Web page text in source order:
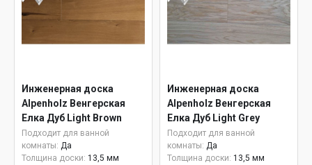
Инженерная доска
Alpenholz Венгерская
Елка Дуб Light Brown
Подходит для ванной
комнаты: Да
Толщина доски: 13,5 мм
Инженерная доска
Alpenholz Венгерская
Елка Дуб Light Grey
Подходит для ванной
комнаты: Да
Толщина доски: 13,5 мм